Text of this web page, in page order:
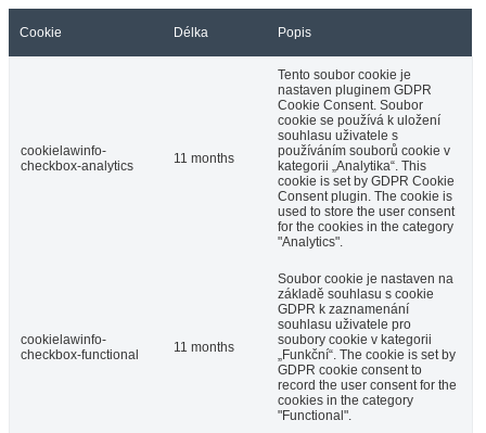
Cookie Délka Popis
cookielawinfo-
checkbox-analytics
11 months
Tento soubor cookie je
nastaven pluginem GDPR
Cookie Consent. Soubor
cookie se používá k uložení
souhlasu uživatele s
používáním souborů cookie v
kategorii „Analytika“. This
cookie is set by GDPR Cookie
Consent plugin. The cookie is
used to store the user consent
for the cookies in the category
"Analytics".
cookielawinfo-
checkbox-functional
11 months
Soubor cookie je nastaven na
základě souhlasu s cookie
GDPR k zaznamenání
souhlasu uživatele pro
soubory cookie v kategorii
„Funkční“. The cookie is set by
GDPR cookie consent to
record the user consent for the
cookies in the category
"Functional".